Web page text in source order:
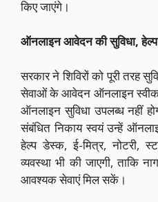
किए जाएंगे।
ऑनलाइन आवेदन की सुविधा,
सरकार ने शिविरों को पूरी तरह
सेवाओं के आवेदन ऑनलाइन
ऑनलाइन सुविधा उपलब्ध नहीं
संबंधित निकाय स्वयं उन्हें
हेल्प डेस्क, ई-मित्र, नोटरी,
व्यवस्था भी की जाएगी, ताकि
आवश्यक सेवाएं मिल सकें।